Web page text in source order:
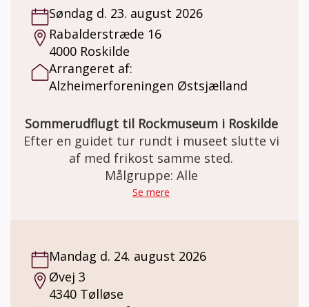
Søndag d. 23. august 2026
Rabalderstræde 16
4000 Roskilde
Arrangeret af:
Alzheimerforeningen Østsjælland
Sommerudflugt til Rockmuseum i Roskilde
Efter en guidet tur rundt i museet slutte vi
af med frikost samme sted.
Målgruppe: Alle
Se mere
Mandag d. 24. august 2026
Øvej 3
4340 Tølløse